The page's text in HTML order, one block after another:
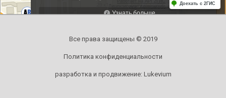
Все права защищены © 2019
Политика конфиденциальности
разработка и продвижение: Lukevium